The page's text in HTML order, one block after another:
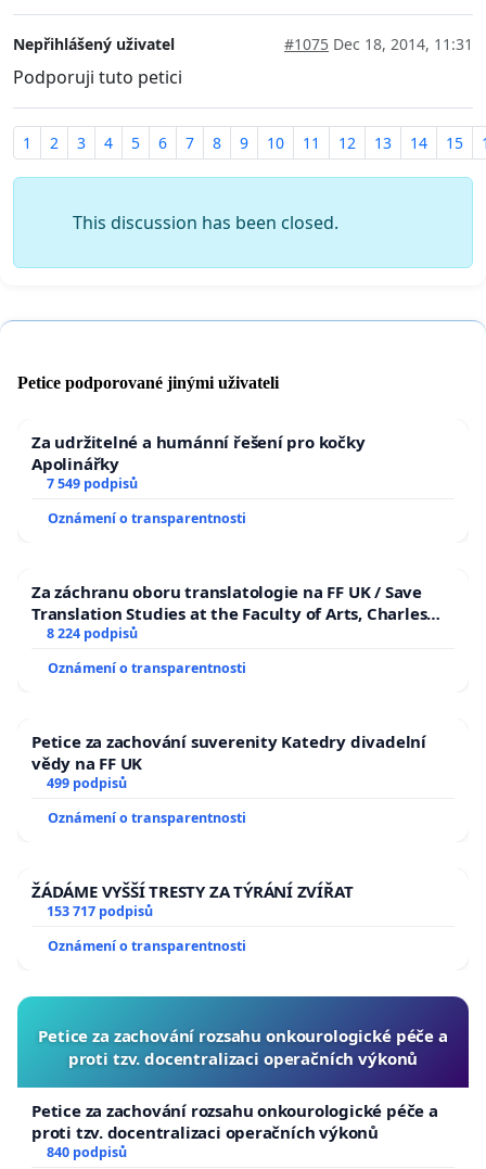
Nepřihlášený uživatel #1075 Dec 18, 2014, 11:31
Podporuji tuto petici
1 2 3 4 5 6 7 8 9 10 11 12 13 14 15
This discussion has been closed.
Petice podporované jinými uživateli
Za udržitelné a humánní řešení pro kočky
Apolinářky
7 549 podpisů
Oznámení o transparentnosti
Za záchranu oboru translatologie na FF UK / Save
Translation Studies at the Faculty of Arts, Charles
University
8 224 podpisů
Oznámení o transparentnosti
Petice za zachování suverenity Katedry divadelní
vědy na FF UK
499 podpisů
Oznámení o transparentnosti
ŽÁDÁME VYŠŠÍ TRESTY ZA TÝRÁNÍ ZVÍŘAT
153 717 podpisů
Oznámení o transparentnosti
Petice za zachování rozsahu onkourologické péče a
proti tzv. docentralizaci operačních výkonů
Petice za zachování rozsahu onkourologické péče a
proti tzv. docentralizaci operačních výkonů
840 podpisů